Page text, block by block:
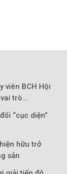
viên BCH Hội
trò...
“cục diện”
hữu trở
sản